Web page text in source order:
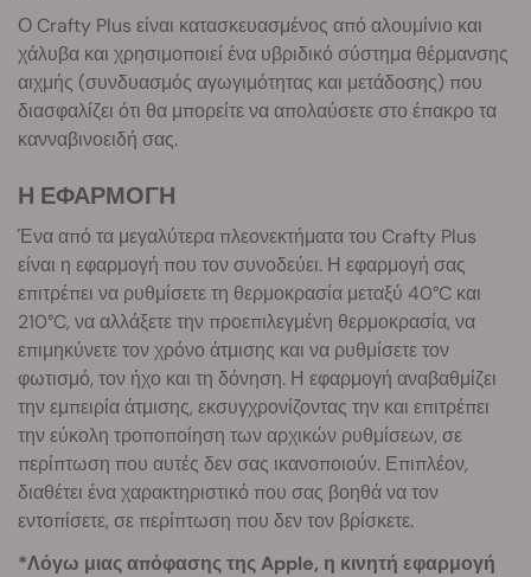
Ο Crafty Plus είναι κατασκευασμένος από αλουμίνιο και
χάλυβα και χρησιμοποιεί ένα υβριδικό σύστημα θέρμανσης
αιχμής (συνδυασμός αγωγιμότητας και μετάδοσης) που
διασφαλίζει ότι θα μπορείτε να απολαύσετε στο έπακρο τα
κανναβινοειδή σας.
Η ΕΦΑΡΜΟΓΗ
Ένα από τα μεγαλύτερα πλεονεκτήματα του Crafty Plus
είναι η εφαρμογή που τον συνοδεύει. Η εφαρμογή σας
επιτρέπει να ρυθμίσετε τη θερμοκρασία μεταξύ 40°C και
210°C, να αλλάξετε την προεπιλεγμένη θερμοκρασία, να
επιμηκύνετε τον χρόνο άτμισης και να ρυθμίσετε τον
φωτισμό, τον ήχο και τη δόνηση. Η εφαρμογή αναβαθμίζει
την εμπειρία άτμισης, εκσυγχρονίζοντας την και επιτρέπει
την εύκολη τροποποίηση των αρχικών ρυθμίσεων, σε
περίπτωση που αυτές δεν σας ικανοποιούν. Επιπλέον,
διαθέτει ένα χαρακτηριστικό που σας βοηθά να τον
εντοπίσετε, σε περίπτωση που δεν τον βρίσκετε.
*Λόγω μιας απόφασης της Apple, η κινητή εφαρμογή